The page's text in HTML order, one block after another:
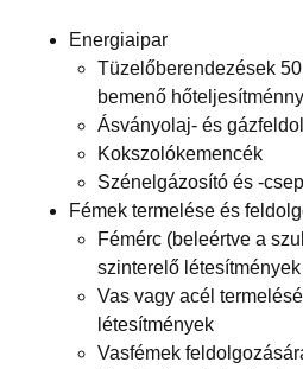
Energiaipar
Tüzelőberendezések
bemenő
Ásványolaj- és
Kokszolókemencék
Szénelgázosító és -
Fémek termelése és
Fémérc (beleértve a
szinterelő létesítmények
Vas vagy acél
létesítmények
Vasfémek